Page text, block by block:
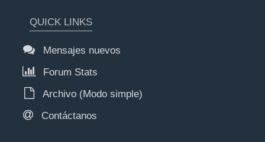
QUICK LINKS
Mensajes nuevos
Forum Stats
Archivo (Modo simple)
Contáctanos